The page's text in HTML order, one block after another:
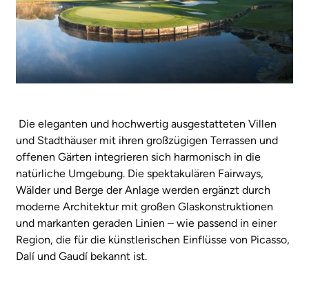
Die eleganten und hochwertig ausgestatteten Villen
und Stadthäuser mit ihren großzügigen Terrassen und
offenen Gärten integrieren sich harmonisch in die
natürliche Umgebung. Die spektakulären Fairways,
Wälder und Berge der Anlage werden ergänzt durch
moderne Architektur mit großen Glaskonstruktionen
und markanten geraden Linien – wie passend in einer
Region, die für die künstlerischen Einflüsse von Picasso,
Dalí und Gaudí bekannt ist.